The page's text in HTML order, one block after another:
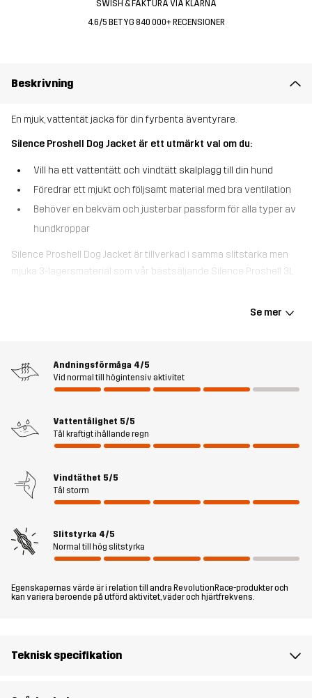
SWISH & FAKTURA VIA KLARNA
4.6/5 BETYG 840 000+ RECENSIONER
Beskrivning
En mjuk, vattentät jacka för din fyrbenta äventyrare.
Silence Proshell Dog Jacket är ett utmärkt val om du:
Vill ha ett vattentätt och vindtätt skalplagg till din hund
Föredrar ett mjukt och följsamt material med bra ventilation
Behöver en bekväm och justerbar passform för alla typer av
hundkroppar
Silence Proshell Dog Jacket är tillverkad i samma slitstarka men
mjuka 3-lagersmaterial som vår bästsäljande Silence Proshell 3L
på- och avtagning. En dragkedjeöppning vid nacken ger enkel
åtkomst för koppel. Reflekterande detaljer ger extra synlighet i
riktigt skönt att bära. Silence Proshell Dog Jacket är din hunds
pålitliga skydd mot regn, blåst och lera – året runt.
Passform REGULAR FIT
Material 1
100% Polyester
Se mer
Andningsförmåga 4/5
Vid normal till högintensiv aktivitet
Vattentålighet 5/5
Tål kraftigt ihållande regn
Vindtäthet 5/5
Tål storm
Slitstyrka 4/5
Normal till hög slitstyrka
Egenskapernas värde är i relation till andra RevolutionRace-produkter och
kan variera beroende på utförd aktivitet, väder och hjärtfrekvens.
Teknisk specifikation